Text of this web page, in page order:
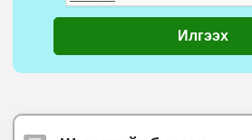
Илгээх